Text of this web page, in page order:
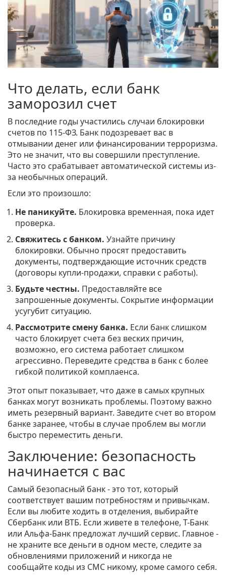
Что делать, если банк
заморозил счет
В последние годы участились случаи блокировки
счетов по 115-ФЗ. Банк подозревает вас в
отмывании денег или финансировании терроризма.
Это не значит, что вы совершили преступление.
Часто это срабатывает автоматической системы из-
за необычных операций.
Если это произошло:
Не паникуйте. Блокировка временная, пока идет
проверка.
Свяжитесь с банком. Узнайте причину
блокировки. Обычно просят предоставить
документы, подтверждающие источник средств
(договоры купли-продажи, справки с работы).
Будьте честны. Предоставляйте все
запрошенные документы. Сокрытие информации
усугубит ситуацию.
Рассмотрите смену банка. Если банк слишком
часто блокирует счета без веских причин,
возможно, его система работает слишком
агрессивно. Переведите средства в банк с более
гибкой политикой комплаенса.
Этот опыт показывает, что даже в самых крупных
банках могут возникать проблемы. Поэтому важно
иметь резервный вариант. Заведите счет во втором
банке заранее, чтобы в случае проблем вы могли
быстро переместить деньги.
Заключение: безопасность
начинается с вас
Самый безопасный банк - это тот, который
соответствует вашим потребностям и привычкам.
Если вы любите ходить в отделения, выбирайте
Сбербанк или ВТБ. Если живете в телефоне, Т-Банк
или Альфа-Банк предложат лучший сервис. Главное -
не храните все деньги в одном месте, следите за
обновлениями приложений и никогда не
сообщайте коды из СМС никому, кроме самого себя.